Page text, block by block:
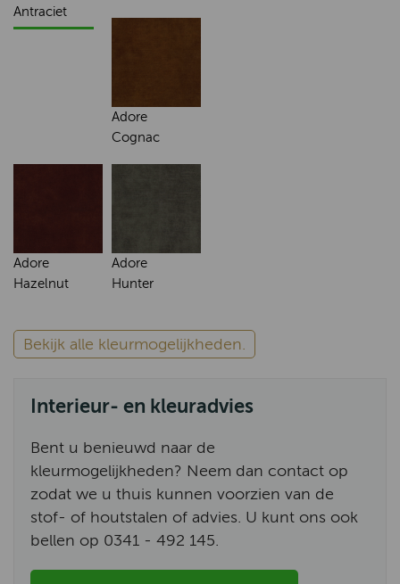
Antraciet
Adore
Cognac
Adore
Hazelnut
Adore
Hunter
Bekijk alle kleurmogelijkheden.
Interieur- en kleuradvies
Bent u benieuwd naar de
kleurmogelijkheden? Neem dan contact op
zodat we u thuis kunnen voorzien van de
stof- of houtstalen of advies. U kunt ons ook
bellen op 0341 - 492 145.